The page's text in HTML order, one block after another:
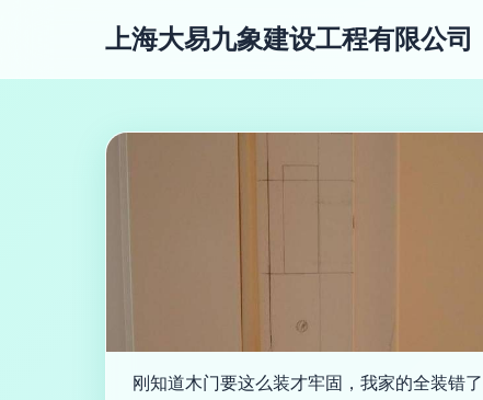
上海大易九象建设工程有限公司
刚知道木门要这么装才牢固，我家的全装错了